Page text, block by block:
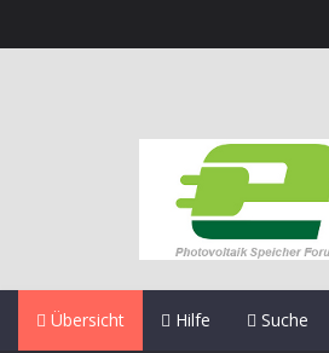
Übersicht Hilfe Suche